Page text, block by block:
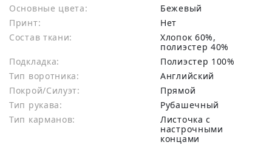
Основные цвета:
бежевый
Принт:
Нет
Состав ткани:
хлопок 60%,
полиэстер 40%
Подкладка:
Полиэстер 100%
Тип воротника:
Английский
Покрой/Силуэт:
Прямой
Тип рукава:
Рубашечный
Тип карманов:
Листочка с
настрочными
концами